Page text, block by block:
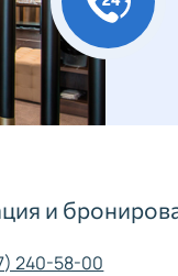
и
240-58-00